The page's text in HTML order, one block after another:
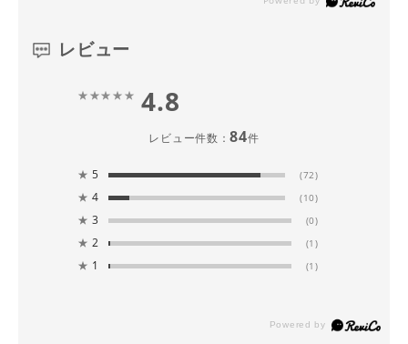
レビュー
4.8
レビュー件数：84件
★ 5 (72)
★ 4 (10)
★ 3 (0)
★ 2 (1)
★ 1 (1)